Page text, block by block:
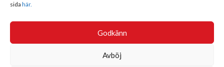
sida här.
Godkänn
Avböj